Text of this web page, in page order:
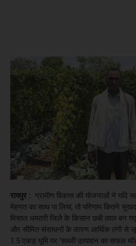
रायपुर : ग्रामीण विकास की योजनाओं ने यदि
मेहनत का साथ पा लिया, तो परिणाम कितने
मिसाल धमतरी जिले के किसान छबी लाल बन
और सीमित संसाधनों के कारण आर्थिक तंगी
1.5 एकड़ भूमि पर ‘सब्जी उत्पादन का सफल